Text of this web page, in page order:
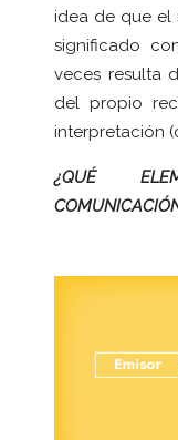
idea de que el
significado
veces resulta
del propio
interpretación
¿QUÉ